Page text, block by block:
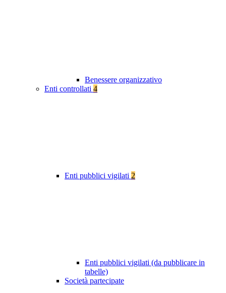
Benessere organizzativo
Enti controllati 4
Enti pubblici vigilati 2
Enti pubblici vigilati (da pubblicare in
tabelle)
Società partecipate